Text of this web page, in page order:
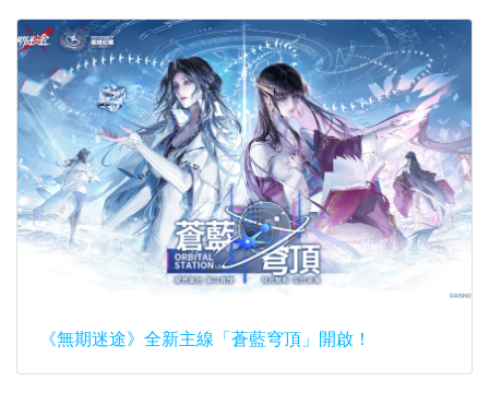
《無期迷途》全新主線「蒼藍穹頂」開啟！